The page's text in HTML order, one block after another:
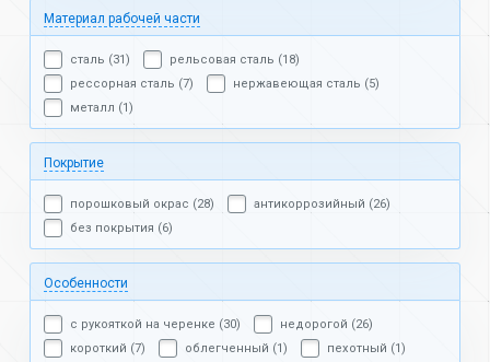
Материал рабочей части
сталь (31)
рельсовая сталь (18)
рессорная сталь (7)
нержавеющая сталь (5)
металл (1)
Покрытие
порошковый окрас (28)
антикоррозийный (26)
без покрытия (6)
Особенности
с рукояткой на черенке (30)
недорогой (26)
короткий (7)
облегченный (1) пехотный (1)